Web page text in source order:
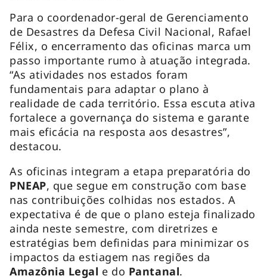
Para o coordenador-geral de Gerenciamento
de Desastres da Defesa Civil Nacional, Rafael
Félix, o encerramento das oficinas marca um
passo importante rumo à atuação integrada.
“As atividades nos estados foram
fundamentais para adaptar o plano à
realidade de cada território. Essa escuta ativa
fortalece a governança do sistema e garante
mais eficácia na resposta aos desastres”,
destacou.
As oficinas integram a etapa preparatória do
PNEAP, que segue em construção com base
nas contribuições colhidas nos estados. A
expectativa é de que o plano esteja finalizado
ainda neste semestre, com diretrizes e
estratégias bem definidas para minimizar os
impactos da estiagem nas regiões da
Amazônia Legal e do Pantanal.